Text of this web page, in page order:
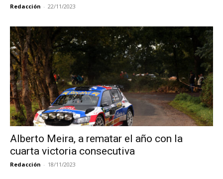
Redacción - 22/11/2023
Alberto Meira, a rematar el año con la
cuarta victoria consecutiva
Redacción - 18/11/2023